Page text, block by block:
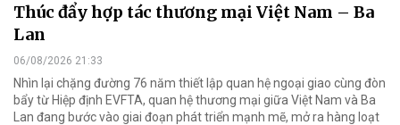
Thúc đẩy hợp tác thương mại Việt Nam – Ba
Lan
06/08/2026 21:33
Nhìn lại chặng đường 76 năm thiết lập quan hệ ngoại giao cùng đòn
bẩy từ Hiệp định EVFTA, quan hệ thương mại giữa Việt Nam và Ba
Lan đang bước vào giai đoạn phát triển mạnh mẽ, mở ra hàng loạt